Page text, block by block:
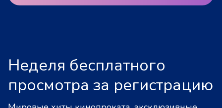
Неделя бесплатного
просмотра за регистрацию